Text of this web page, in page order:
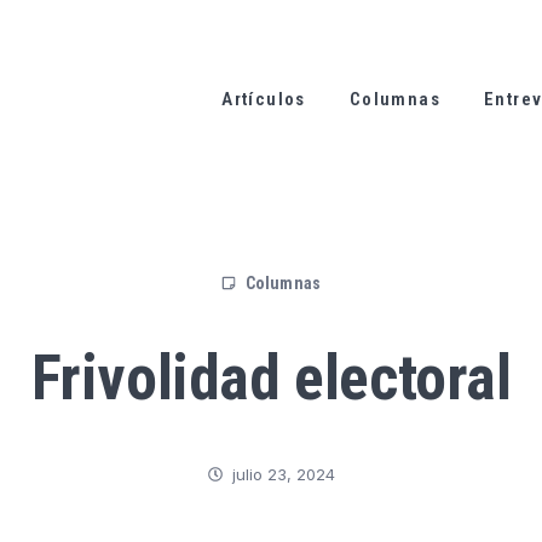
Artículos Columnas
Columnas
Frivolidad electoral
julio 23, 2024